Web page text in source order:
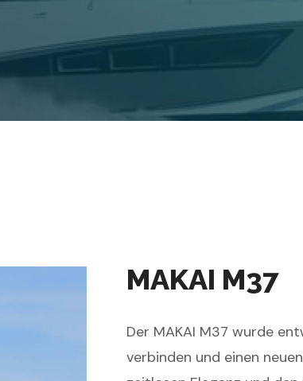
MAKAI M37
Der MAKAI M37 wurde
verbinden und einen